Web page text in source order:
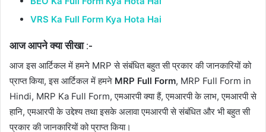
VRS Ka Full Form Kya Hota Hai
आज आपने क्या सीखा :-
आज इस आर्टिकल में हमने MRP से संबंधित बहुत सी प्रकार की जानकारियों को
प्राप्त किया, इस आर्टिकल में हमने MRP Full Form, MRP Full Form in
Hindi, MRP Ka Full Form, एमआरपी क्या हैं, एमआरपी के लाभ, एमआरपी से
हानि, एमआरपी के उद्देश्य तथा इसके अलावा एमआरपी से संबंधित और भी बहुत सी
प्रकार की जानकारियों को प्राप्त किया।